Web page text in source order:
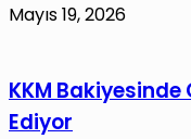
Mayıs 19, 2026
KKM
Ediyor